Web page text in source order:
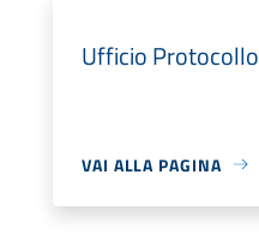
Ufficio Protocollo
VAI ALLA PAGINA